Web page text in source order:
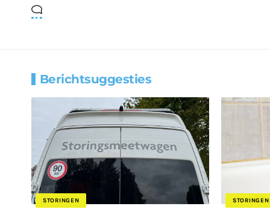
Berichtsuggesties
STORINGEN STORINGEN